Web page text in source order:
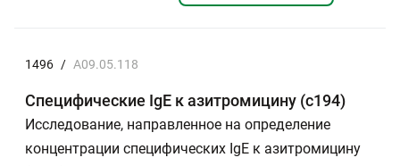
1496 / A09.05.118
Специфические IgE к азитромицину (c194)
Исследование, направленное на определение
концентрации специфических IgE к азитромицину